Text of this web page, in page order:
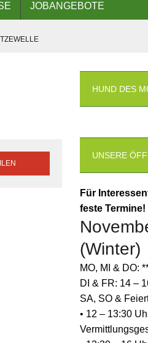
JOBANGEBOTE
HUND DES
UNSERE
Für
feste Termine!
(Winter)
MO, MI & DO:
DI & FR: 14 –
SA, SO &
• 12 – 13:30